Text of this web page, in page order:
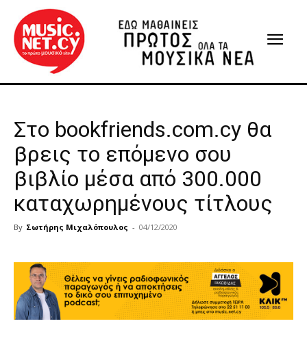
Στο bookfriends.com.cy θα
βρεις το επόμενο σου
βιβλίο μέσα από 300.000
καταχωρημένους τίτλους
By Σωτήρης Μιχαλόπουλος - 04/12/2020